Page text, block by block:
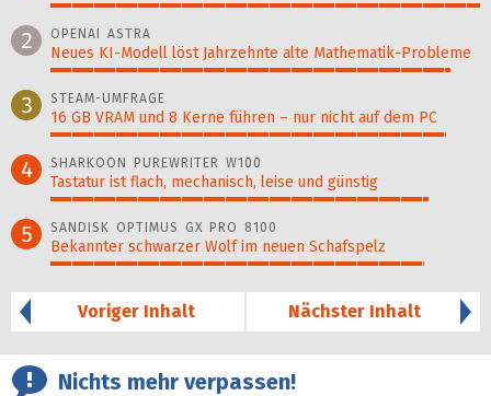
2 OPENAI ASTRA
Neues KI-Modell löst Jahr­zehn­te alte Ma­thematik-Pro­ble­me
3 STEAM-UMFRAGE
16 GB VRAM und 8 Kerne führen – nur nicht auf dem PC
4 SHARKOON PUREWRITER W100
Tastatur ist flach, mechanisch, leise und günstig
5 SANDISK OPTIMUS GX PRO 8100
Bekannter schwarzer Wolf im neuen Schafspelz
Voriger Inhalt
Nächster Inhalt
Nichts mehr verpassen!